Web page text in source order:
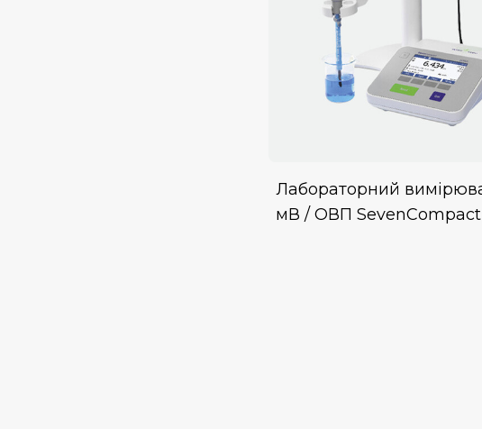
Лабораторний
мВ / ОВП SevenCompact